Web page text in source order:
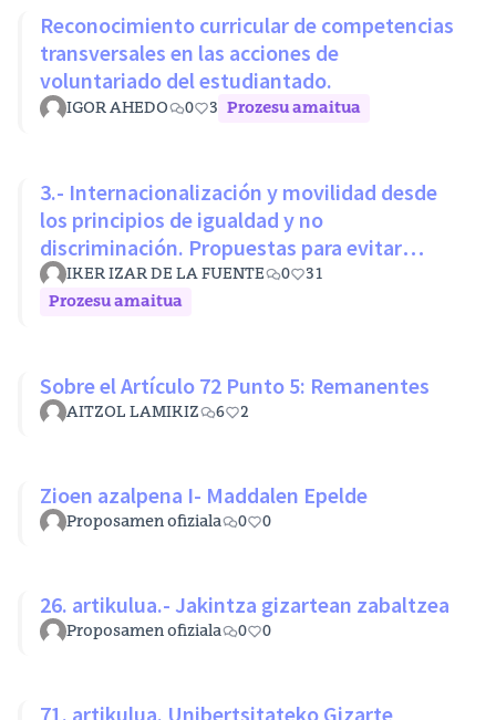
Reconocimiento curricular de competencias
transversales en las acciones de
voluntariado del estudiantado.
IGOR AHEDO 0 3 Prozesu amaitua
3.- Internacionalización y movilidad desde
los principios de igualdad y no
discriminación. Propuestas para evitar
desigualdades estructurales
IKER IZAR DE LA FUENTE 0
31
Prozesu amaitua
Sobre el Artículo 72 Punto 5: Remanentes
AITZOL LAMIKIZ 6 2
Zioen azalpena I- Maddalen Epelde
Proposamen ofiziala 0 0
26. artikulua.- Jakintza gizartean zabaltzea
Proposamen ofiziala 0 0
71. artikulua. Unibertsitateko Gizarte